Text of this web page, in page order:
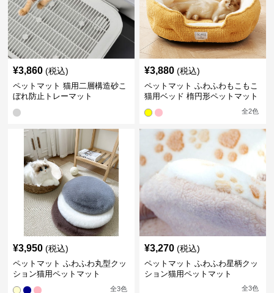
¥3,860 (税込)
ペットマット 猫用二層構造砂こ
ぼれ防止トレーマット
¥3,880 (税込)
ペットマット ふわふわもこもこ
猫用ベッド 楕円形ペットマット
全2色
¥3,950 (税込)
ペットマット ふわふわ丸型クッ
ション猫用ペットマット
全3色
¥3,270 (税込)
ペットマット ふわふわ星柄クッ
ション猫用ペットマット
全3色